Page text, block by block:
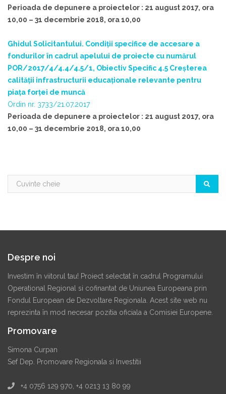
Perioada de depunere a proiectelor : 21 august 2017, ora
10,00 – 31 decembrie 2018, ora 10,00
Ghidul Solicitantului. Condiții specifice de accesare a
fondurilor în cadrul apelului de proiecte cu numărul
POR/2017/4/4.4/4.5/1, Obiectiv Specific 4.5 Creșterea
calității infrastructurii educaționale relevante pentru
piața forței de muncă
Ordin nr. 3733/21.07.2017
Perioada de depunere a proiectelor : 21 august 2017, ora
10,00 – 31 decembrie 2018, ora 10,00
Despre noi
Investim în viitorul tau! Proiect selectat în cadrul Programului
Operational Regional si cofinantat de Uniunea Europeana prin
Fondul European de Dezvoltare Regionala. Acest site web nu
reprezinta în mod necesar pozitia oficiala a Comisiei Europene.
Promovare
Simona Curpan
Sef Dep. Promovare Regionala si Investitii
+4 0756 129 970, +4 0213 13 80 99